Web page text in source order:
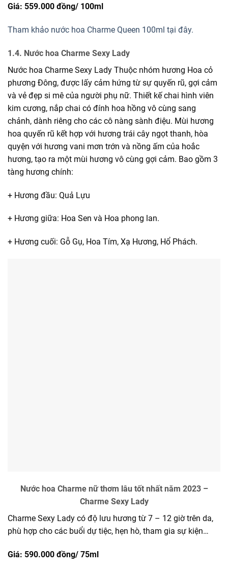
Giá: 559.000 đồng/ 100ml
Tham khảo nước hoa Charme Queen 100ml tại đây.
1.4. Nước hoa Charme Sexy Lady
Nước hoa Charme Sexy Lady Thuộc nhóm hương Hoa cỏ
phương Đông, được lấy cảm hứng từ sự quyến rũ, gợi cảm
và vẻ đẹp si mê của người phụ nữ. Thiết kế chai hình viên
kim cương, nắp chai có đính hoa hồng vô cùng sang
chảnh, dành riêng cho các cô nàng sành điệu. Mùi hương
hoa quyến rũ kết hợp với hương trái cây ngọt thanh, hòa
quyện với hương vani mơn trớn và nồng ấm của hoắc
hương, tạo ra một mùi hương vô cùng gợi cảm. Bao gồm 3
tàng hương chính:
+ Hương đầu: Quả Lựu
+ Hương giữa: Hoa Sen và Hoa phong lan.
+ Hương cuối: Gỗ Gụ, Hoa Tím, Xạ Hương, Hổ Phách.
Nước hoa Charme nữ thơm lâu tốt nhất năm 2023 –
Charme Sexy Lady
Charme Sexy Lady có độ lưu hương từ 7 – 12 giờ trên da,
phù hợp cho các buổi dự tiệc, hẹn hò, tham gia sự kiện…
Giá: 590.000 đồng/ 75ml